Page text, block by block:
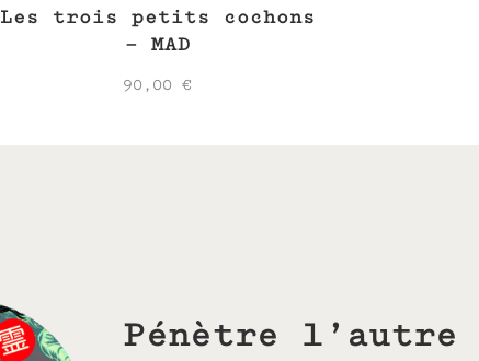
Les trois petits cochons
– MAD
90,00€
Pénètre l’autre